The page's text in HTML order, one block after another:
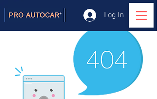
Log In